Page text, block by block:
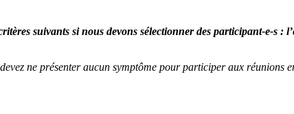
suivants si nous devons sélectionner des participant-e-s :
ne présenter aucun symptôme pour participer aux réunions